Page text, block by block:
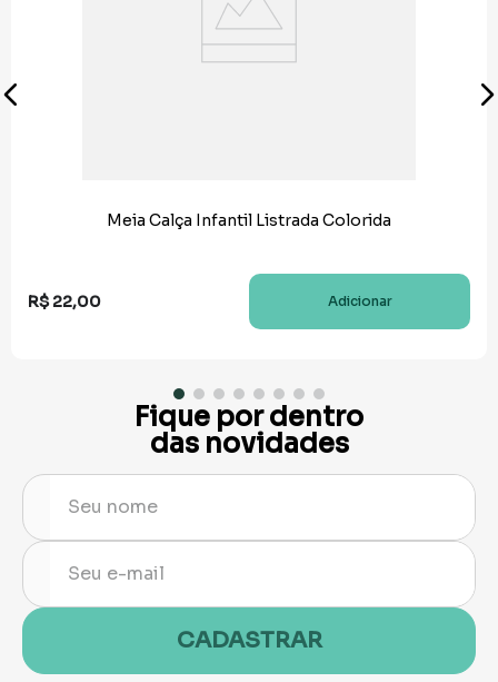
Meia Calça Infantil Listrada Colorida
R$ 22,00 Adicionar
Fique por dentro
das novidades
CADASTRAR